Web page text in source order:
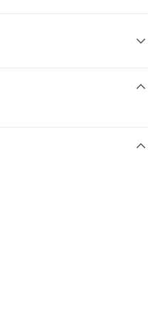
付款」的支付方式。 讓您購物簡單